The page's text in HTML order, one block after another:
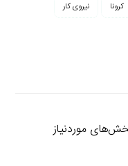
کرونا نیروی کار
موردنیاز